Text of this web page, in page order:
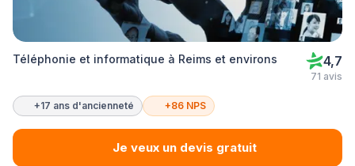
Téléphonie et informatique à Reims et environs 4,7
71 avis
+17 ans d'ancienneté +86 NPS
Je veux un devis gratuit